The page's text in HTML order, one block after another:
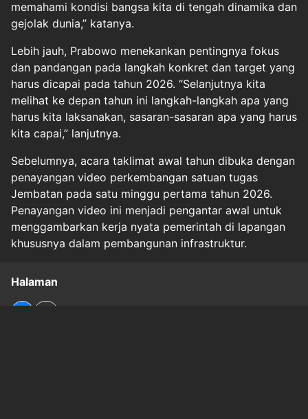
memahami kondisi bangsa kita di tengah dinamika dan
gejolak dunia,” katanya.
Lebih jauh, Prabowo menekankan pentingnya fokus
dan pandangan pada langkah konkret dan target yang
harus dicapai pada tahun 2026. “Selanjutnya kita
melihat ke depan tahun ini langkah-langkah apa yang
harus kita laksanakan, sasaran-sasaran apa yang harus
kita capai,” lanjutnya.
Sebelumnya, acara taklimat awal tahun dibuka dengan
penayangan video perkembangan satuan tugas
Jembatan pada satu minggu pertama tahun 2026.
Penayangan video ini menjadi pengantar awal untuk
menggambarkan kerja nyata pemerintah di lapangan
khususnya dalam pembangunan infrastruktur.
Halaman